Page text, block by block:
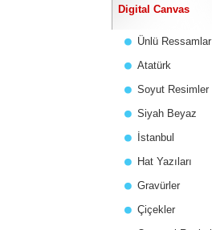
Digital Canvas
Ünlü Ressamlar
Atatürk
Soyut Resimler
Siyah Beyaz
İstanbul
Hat Yazıları
Gravürler
Çiçekler